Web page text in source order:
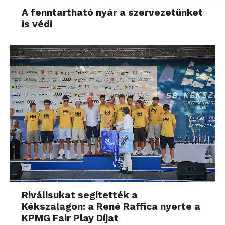
A fenntartható nyár a szervezetünket
is védi
Riválisukat segítették a
Kékszalagon: a René Raffica nyerte a
KPMG Fair Play Díjat